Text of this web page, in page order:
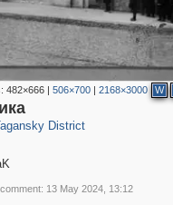
482×666 |506×700 |2168×3000 W
District
13 May 2024, 13:12